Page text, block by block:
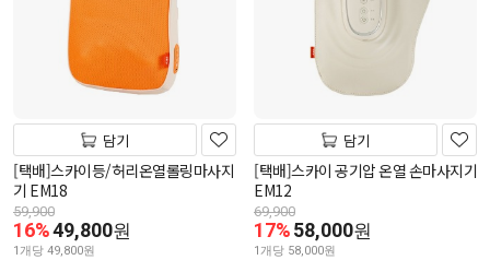
담기
[택배]스카이등/허리온열롤링마사지
기 EM18
59,900
16%49,800원
1개당 49,800원
담기
[택배]스카이 공기압 온열 손마사지기
EM12
69,900
17%58,000원
1개당 58,000원